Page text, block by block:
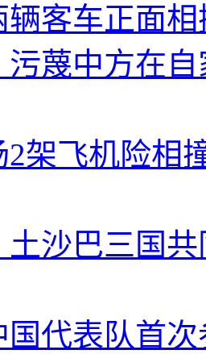
辆客车正面
污蔑中方在
2架飞机险相
土沙巴三国
国代表队首